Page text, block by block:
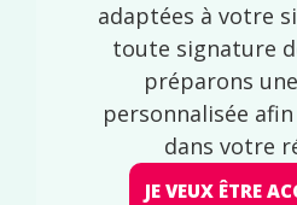
adaptées à votre
toute signature
préparons
personnalisée
dans votre
JE VEUX ÊTRE